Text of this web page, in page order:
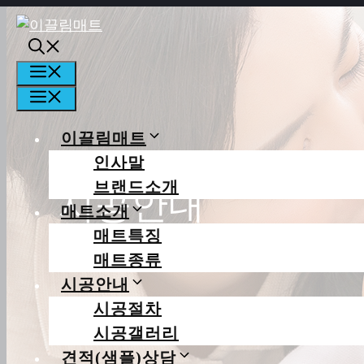
컨텐츠로
건너뛰기
이끌림매트
인사말
브랜드소개
매트소개
매트특징
매트종류
시공안내
시공절차
시공갤러리
견적(샘플)상담
시공안내
당신의 행복한 일상을 꿈꿉니